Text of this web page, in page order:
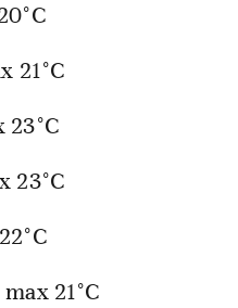
21°C
23°C
23°C
21°C